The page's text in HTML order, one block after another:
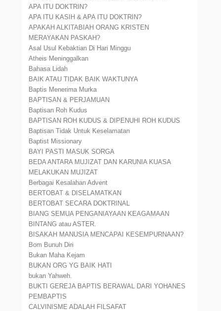
APA ITU DOKTRIN?
APA ITU KASIH & APA ITU DOKTRIN?
APAKAH ALKITABIAH ORANG KRISTEN
MERAYAKAN PASKAH?
Asal Usul Kebaktian Di Hari Minggu
Atheis Meninggalkan
Bahasa Lidah
BAIK ATAU TIDAK BAIK WAKTUNYA
Baptis Menerima Murka
BAPTISAN & PERJAMUAN
Baptisan Roh Kudus
BAPTISAN ROH KUDUS & DIPENUHI ROH KUDUS
Baptisan Tidak Untuk Keselamatan
Baptist Missionary
BAYI PASTI MASUK SORGA
BEDA ANTARA MUJIZAT DAN KARUNIA KUASA
MELAKUKAN MUJIZAT
Berbagai Kesalahan Advent
BERTOBAT & DISELAMATKAN
BERTOBAT SECARA DOKTRINAL
BIANG SEMUA PENGANIAYAAN KEAGAMAAN
BINTANG atau ASTER.
BISAKAH MANUSIA MENCAPAI KESEMPURNAAN?
Bom Bunuh Diri
Bukan Maha Kejam
BUKAN ORG YG BAIK HATI
bukan Yahweh.
BUKTI GEREJA BAPTIS BERAWAL DARI YOHANES
PEMBAPTIS
CALVINISME ADALAH FILSAFAT